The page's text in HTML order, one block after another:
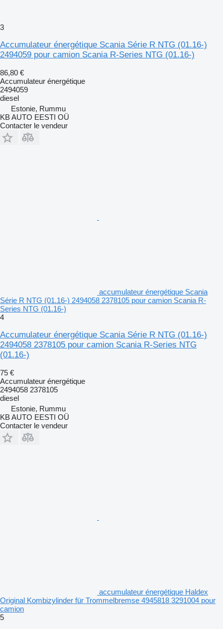
3
Accumulateur énergétique Scania Série R NTG (01.16-)
2494059 pour camion Scania R-Series NTG (01.16-)
86,80 €
Accumulateur énergétique
2494059
diesel
Estonie, Rummu
KB AUTO EESTI OÜ
Contacter le vendeur
accumulateur énergétique Scania
Série R NTG (01.16-) 2494058 2378105 pour camion Scania R-
Series NTG (01.16-)
4
Accumulateur énergétique Scania Série R NTG (01.16-)
2494058 2378105 pour camion Scania R-Series NTG
(01.16-)
75 €
Accumulateur énergétique
2494058 2378105
diesel
Estonie, Rummu
KB AUTO EESTI OÜ
Contacter le vendeur
accumulateur énergétique Haldex
Original Kombizylinder für Trommelbremse 4945818 3291004 pour
camion
5